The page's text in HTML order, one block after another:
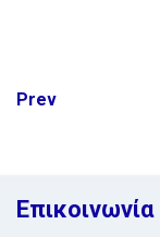
Post
Prev
Επικοινωνία